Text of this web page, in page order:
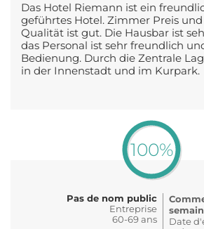
Das Hotel Riemann ist ein
geführtes Hotel. Zimmer Preis
Qualität ist gut. Die Hausbar ist
das Personal ist sehr freundlich
Bedienung. Durch die Zentrale
in der Innenstadt und im Kurpark.
100%
Pas de nom public
Entreprise
60-69 ans
Date